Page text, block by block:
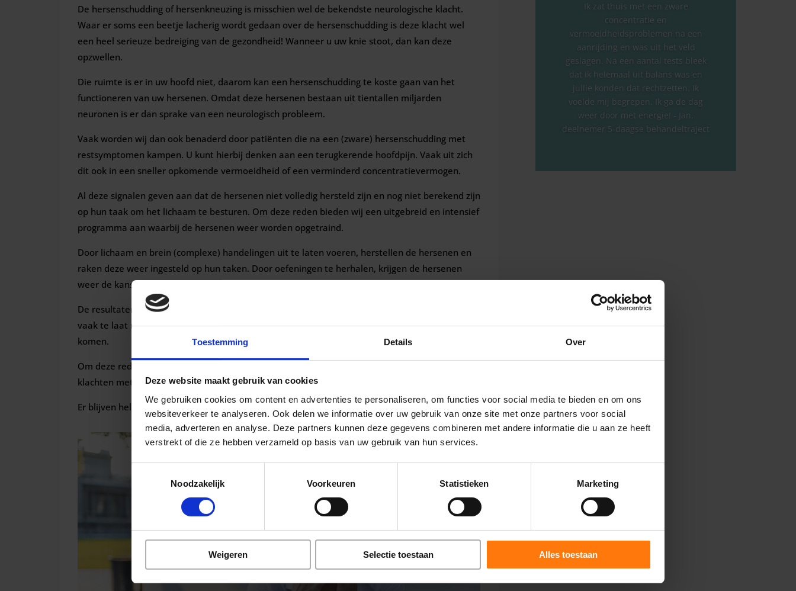
Toestemming Details Over
Deze website maakt gebruik van cookies
We gebruiken cookies om content en advertenties te personaliseren, om functies voor social media te bieden en om ons
websiteverkeer te analyseren. Ook delen we informatie over uw gebruik van onze site met onze partners voor social
media, adverteren en analyse. Deze partners kunnen deze gegevens combineren met andere informatie die u aan ze heeft
verstrekt of die ze hebben verzameld op basis van uw gebruik van hun services.
Noodzakelijk
Voorkeuren Statistieken Marketing
Weigeren Selectie toestaan Alles toestaan
De hersenschudding of hersenkneuzing is misschien wel de bekendste neurologische klacht.
Waar er soms een beetje lacherig wordt gedaan over de hersenschudding is deze klacht wel
een heel serieuze bedreiging van de gezondheid! Wanneer u uw knie stoot, dan kan deze
opzwellen.
Die ruimte is er in uw hoofd niet, daarom kan een hersenschudding te koste gaan van het
functioneren van uw hersenen. Omdat deze hersenen bestaan uit tientallen miljarden
neuronen is er dan sprake van een neurologisch probleem.
Vaak worden wij dan ook benaderd door patiënten die na een (zware) hersenschudding met
restsymptomen kampen. U kunt hierbij denken aan een terugkerende hoofdpijn. Vaak uit zich
dit ook in een sneller opkomende vermoeidheid of een verminderd concentratievermogen.
Al deze signalen geven aan dat de hersenen niet volledig hersteld zijn en nog niet berekend zijn
op hun taak om het lichaam te besturen. Om deze reden bieden wij een uitgebreid en intensief
programma aan waarbij de hersenen weer worden opgetraind.
Door lichaam en brein (complexe) handelingen uit te laten voeren, herstellen de hersenen en
raken deze weer ingesteld op hun taken. Door oefeningen te herhalen, krijgen de hersenen
weer de kans om te wennen aan functie.
De resultaten hiermee zijn ronduit spectaculair. Zeker wanneer we bedenken dat patiënten
vaak te laat naar ons toekomen omdat niet eerder duidelijk was waar de klachten vandaan
komen.
Om deze reden vragen wij altijd aan onze patiënten om ook anderen met vergelijkbare
klachten met ons in contact te brengen.
Er blijven helaas veel te veel mensen met klachten na een hersenkneuzing rondlopen.
Ik zat thuis met een zware
concentratie en
vermoeidheidsproblemen na een
aanrijding en was uit het veld
geslagen. Na een aantal tests bleek
dat ik helemaal uit balans was en
jullie konden dat rechtzetten. Ik
voelde mij begrepen. Ik ga de dag
weer door met energie! - Jan,
deelnemer 5-daagse behandeltraject